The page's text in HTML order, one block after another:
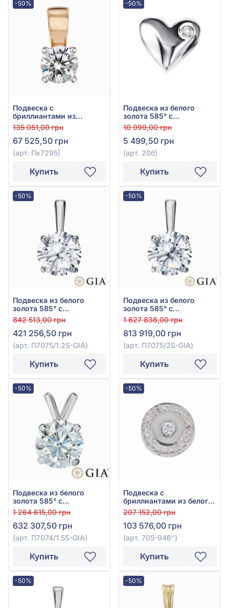
-50%
Подвеска с
бриллиантами из
красного золота 585° с
бриллиантом 0,52ct, арт.
Пк7295
135 051,00 грн
67 525,50 грн
(арт. Пк7295)
Купить
-50%
Подвеска из белого
золота 585° с
бриллиантом 0,007ct,
арт. 20б
10 999,00 грн
5 499,50 грн
(арт. 20б)
Купить
-50%
Подвеска из белого
золота 585° с
бриллиантом 1,2ct, арт.
П7075/1.2S-GIA
842 513,00 грн
421 256,50 грн
(арт. П7075/1.2S-GIA)
Купить
-50%
Подвеска из белого
золота 585° с
бриллиантом 2ct, арт.
П7075/2S-GIA
1 627 838,00 грн
813 919,00 грн
(арт. П7075/2S-GIA)
Купить
-50%
Подвеска из белого
золота 585° с
бриллиантом 1,5ct, арт.
П7074/1.5S-GIA
1 264 615,00 грн
632 307,50 грн
(арт. П7074/1.5S-GIA)
Купить
-50%
Подвеска с
бриллиантами из белого
золота 585°, Бриллиант
0,16ct, арт. 705-946
207 152,00 грн
103 576,00 грн
(арт. 705-946^)
Купить
-50% -50%